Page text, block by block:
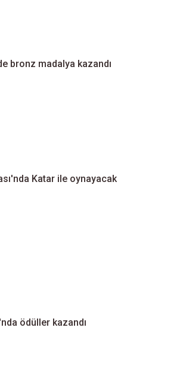
bronz madalya kazandı
Katar ile oynayacak
ödüller kazandı